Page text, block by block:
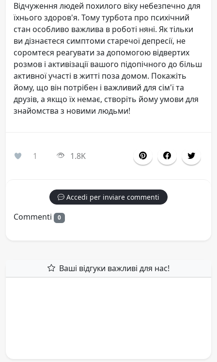
Відчуження людей похилого віку небезпечно для
їхнього здоров'я. Тому турбота про психічний
стан особливо важлива в роботі няні. Як тільки
ви дізнаєтеся симптоми старечої депресії, не
соромтеся реагувати за допомогою відвертих
розмов і активізації вашого підопічного до більш
активної участі в житті поза домом. Покажіть
йому, що він потрібен і важливий для сім'ї та
друзів, а якщо їх немає, створіть йому умови для
знайомства з новими людьми!
1 1.8K
Accedi per inviare commenti
Commenti 0
Ваші відгуки важливі для нас!